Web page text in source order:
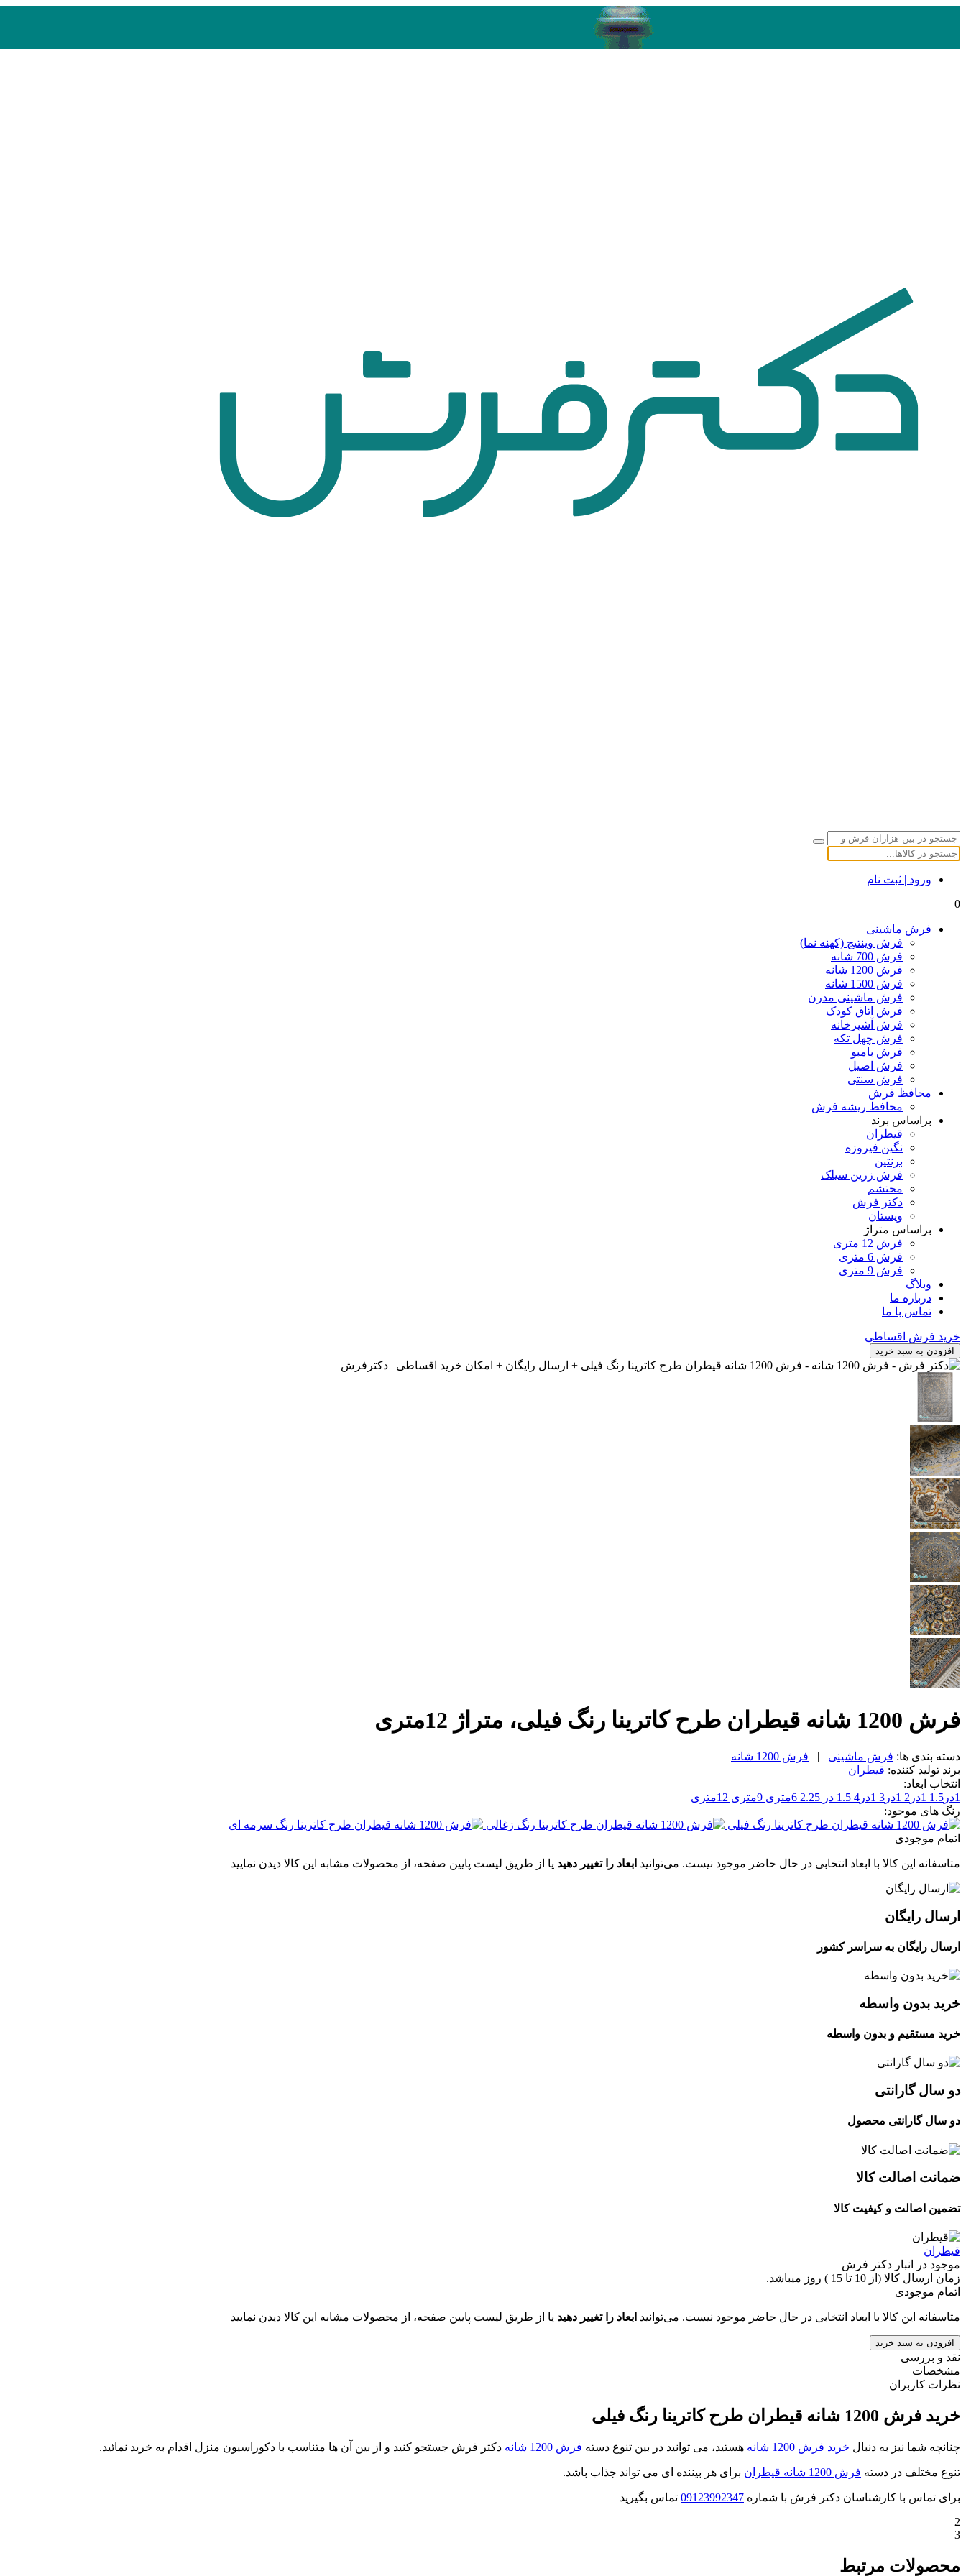
ورود | ثبت نام
0
فرش ماشینی
فرش وینتیج (کهنه نما)
فرش 700 شانه
فرش 1200 شانه
فرش 1500 شانه
فرش ماشینی مدرن
فرش اتاق کودک
فرش آشپزخانه
فرش چهل تکه
فرش بامبو
فرش اصیل
فرش سنتی
محافظ فرش
محافظ ریشه فرش
براساس برند
قیطران
نگین فیروزه
برنتین
فرش زرین سیلک
محتشم
دکتر فرش
ویستان
براساس متراژ
فرش 12 متری
فرش 6 متری
فرش 9 متری
وبلاگ
درباره ما
تماس با ما
خرید فرش اقساطی
افزودن به سبد خرید
فرش 1200 شانه قیطران طرح کاترینا رنگ فیلی، متراژ 12متری
دسته بندی ها: فرش ماشینی |
فرش 1200 شانه
برند تولید کننده: قیطران
انتخاب ابعاد:
1در1.5
1در2 1در3 1در4 1.5 در 2.25 6متری 9متری
12متری
رنگ های موجود:
اتمام موجودی
متاسفانه این کالا با ابعاد انتخابی در حال حاضر موجود نیست. می‌توانید ابعاد را تغییر دهید یا از طریق لیست پایین صفحه، از محصولات مشابه این کالا دیدن نمایید
ارسال رایگان
ارسال رایگان به سراسر کشور
خرید بدون واسطه
خرید مستقیم و بدون واسطه
دو سال گارانتی
دو سال گارانتی محصول
ضمانت اصالت کالا
تضمین اصالت و کیفیت کالا
قیطران
موجود در انبار دکتر فرش
زمان ارسال کالا (از 10 تا 15 ) روز میباشد.
اتمام موجودی
متاسفانه این کالا با ابعاد انتخابی در حال حاضر موجود نیست. می‌توانید ابعاد را تغییر دهید یا از طریق لیست پایین صفحه، از محصولات مشابه این کالا دیدن نمایید
افزودن به سبد خرید
نقد و بررسی
مشخصات
نظرات کاربران
خرید فرش 1200 شانه قیطران طرح کاترینا رنگ فیلی
چنانچه شما نیز به دنبال خرید فرش 1200 شانه هستید، می توانید در بین تنوع دسته فرش 1200 شانه دکتر فرش جستجو کنید و از بین آن ها متناسب با دکوراسیون منزل اقدام به خرید نمائید.
تنوع مختلف در دسته فرش 1200 شانه قیطران برای هر بیننده ای می تواند جذاب باشد.
برای تماس با کارشناسان دکتر فرش با شماره 09123992347 تماس بگیرید
2
3
محصولات مرتبط